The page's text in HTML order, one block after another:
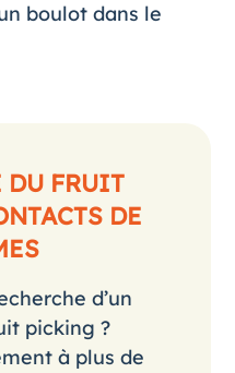
boulot dans le
DU FRUIT
DE
d’un
picking ?
à plus de